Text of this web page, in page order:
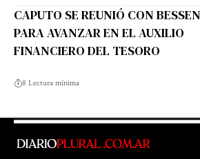
CAPUTO SE REUNIÓ CON
PARA AVANZAR EN EL AUXILIO
FINANCIERO DEL TESORO
8 Lectura mínima